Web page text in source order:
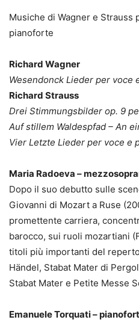
Musiche di Wagner e Strauss
pianoforte
Richard Wagner
Wesendonck Lieder per voce
Richard Strauss
Drei Stimmungsbilder op. 9
Auf stillem Waldespfad – An
Vier Letzte Lieder per voce e
Maria Radoeva –
Dopo il suo debutto sulle
Giovanni di Mozart a Ruse
promettente carriera,
barocco, sui ruoli mozartiani
titoli più importanti del
Händel, Stabat Mater di
Stabat Mater e Petite Messe
Emanuele Torquati –